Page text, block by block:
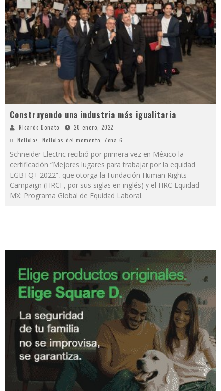
Construyendo una industria más igualitaria
Ricardo Donato
20 enero, 2022
Noticias, Noticias del momento, Zona 6
Schneider Electric recibió por primera vez en México la
certificación “Mejores lugares para trabajar por la equidad
LGBTQ+ 2022”, que otorga la Fundación Human Rights
Campaign (HRCF, por sus siglas en inglés) y el HRC Equidad
MX: Programa Global de Equidad Laboral.